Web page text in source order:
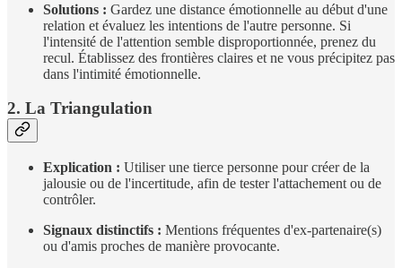
Solutions : Gardez une distance émotionnelle au début d'une
relation et évaluez les intentions de l'autre personne. Si
l'intensité de l'attention semble disproportionnée, prenez du
recul. Établissez des frontières claires et ne vous précipitez pas
dans l'intimité émotionnelle.
2. La Triangulation
Explication : Utiliser une tierce personne pour créer de la
jalousie ou de l'incertitude, afin de tester l'attachement ou de
contrôler.
Signaux distinctifs : Mentions fréquentes d'ex-partenaire(s)
ou d'amis proches de manière provocante.